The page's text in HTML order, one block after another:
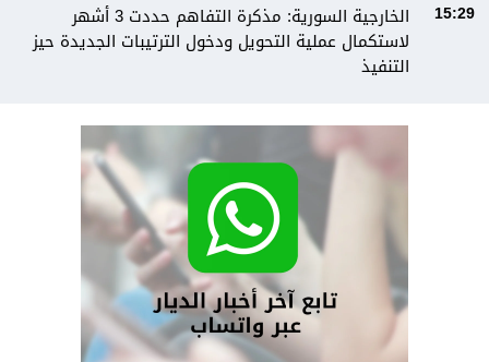
15:29
الخارجية السورية: مذكرة التفاهم حددت 3 أشهر
لاستكمال عملية التحويل ودخول الترتيبات الجديدة حيز
التنفيذ